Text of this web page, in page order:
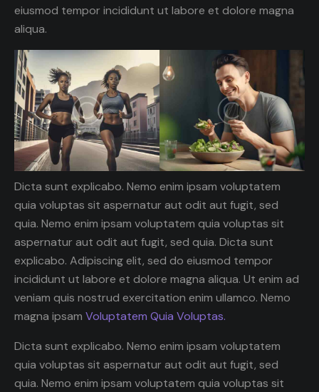
eiusmod tempor incididunt ut labore et dolore magna
aliqua.
Dicta sunt explicabo. Nemo enim ipsam voluptatem
quia voluptas sit aspernatur aut odit aut fugit, sed
quia. Nemo enim ipsam voluptatem quia voluptas sit
aspernatur aut odit aut fugit, sed quia. Dicta sunt
explicabo. Adipiscing elit, sed do eiusmod tempor
incididunt ut labore et dolore magna aliqua. Ut enim ad
veniam quis nostrud exercitation enim ullamco. Nemo
magna ipsam Voluptatem Quia Voluptas.
Dicta sunt explicabo. Nemo enim ipsam voluptatem
quia voluptas sit aspernatur aut odit aut fugit, sed
quia. Nemo enim ipsam voluptatem quia voluptas sit